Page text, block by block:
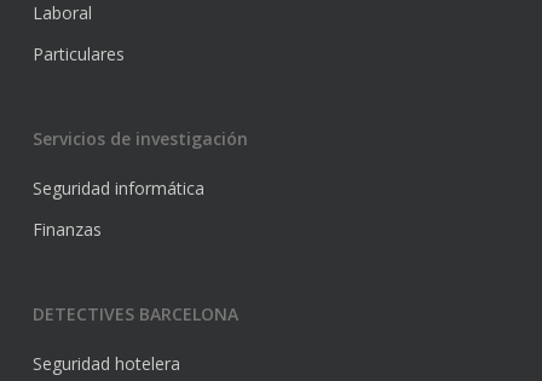
Laboral
Particulares
Servicios de investigación
Seguridad informática
Finanzas
DETECTIVES BARCELONA
Seguridad hotelera